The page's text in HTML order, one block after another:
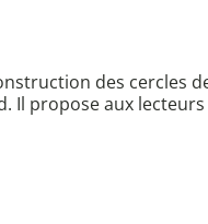
des cercles
Il propose aux